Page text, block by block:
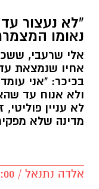
"לא נעצור
נאומו
אלי שרעבי,
אחיו שנמצאת
בכיכר: "אני
ולא אנוח עד
לא עניין
מדינה שלא
אלדה נתנאל / 23:00 12.07.25